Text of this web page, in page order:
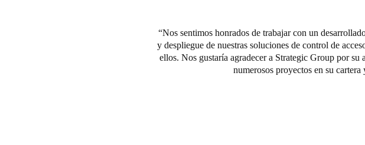
Nos sentimos honrados de trabajar con un
y despliegue de nuestras soluciones de control de
ellos. Nos gustaría agradecer a Strategic Group por
numerosos proyectos en su